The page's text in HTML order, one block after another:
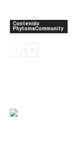
Contenido
PhytomaCommunity